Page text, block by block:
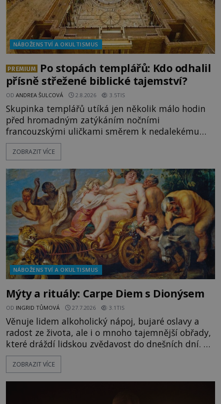
NÁBOŽENSTVÍ A OKULTISMUS
PREMIUM
Po stopách templářů: Kdo odhalil
přísně střežené biblické tajemství?
OD ANDREA ŠULCOVÁ 2.8.2026 3.5TIS
Skupinka templářů utíká jen několik málo hodin
před hromadným zatýkáním nočními
francouzskými uličkami směrem k nedalekému
přístavu. Jeden z nich má přes ramena ranec s
tajemným obsahem. Kapitán lodi už na ně čeká.
vyplouváme,“ sdělí jim. „Kam máme namířeno,
kapitáne?“ zeptá se ho jeden z templářů. „Do Sk
ZOBRAZIT VÍCE
NÁBOŽENSTVÍ A OKULTISMUS
Mýty a rituály: Carpe Diem s Dionýsem
OD INGRID TŮMOVÁ 27.7.2026 3.1TIS
Věnuje lidem alkoholický nápoj, bujaré oslavy a
radost ze života, ale i o mnoho tajemnější obřady,
které dráždí lidskou zvědavost do dnešních dní. Co
doopravdy představuje bůh, jemuž Římané říkají
Bakchus? Mytologický příběh řeckého boha
ZOBRAZIT VÍCE